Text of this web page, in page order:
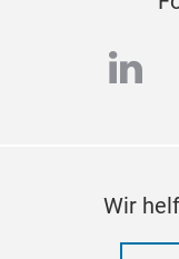
Wir